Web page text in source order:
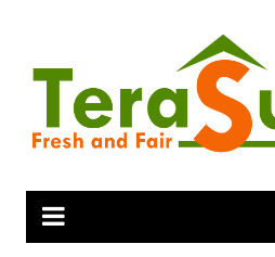
content